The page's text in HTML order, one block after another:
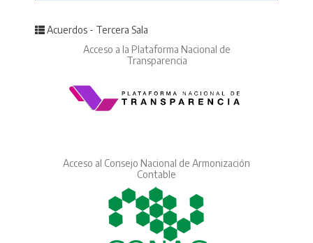
Posted in
Acuerdos - Tercera Sala
Acceso a la Plataforma Nacional de
Transparencia
Acceso al Consejo Nacional de Armonización
Contable